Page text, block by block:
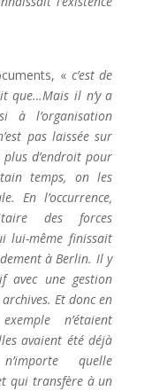
« c’est de
que…Mais il n’y a
à l’organisation
pas laissée sur
plus d’endroit pour
temps, on les
En l’occurrence,
des forces
lui-même finissait
à Berlin. Il y
avec une gestion
Et donc en
n’étaient
avaient été déjà
quelle
qui transfère à un